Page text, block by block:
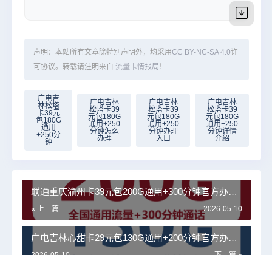
声明：本站所有文章除特别声明外，均采用CC BY-NC-SA 4.0许
可协议。转载请注明来自 流量卡情报局 ！
广电吉
林松塔
卡39元
包180G
通用
+250分
钟
广电吉林
松塔卡39
元包180G
通用+250
分钟怎么
办理
广电吉林
松塔卡39
元包180G
通用+250
分钟办理
入口
广电吉林
松塔卡39
元包180G
通用+250
分钟详情
介绍
联通重庆渝州卡39元包200G通用+300分钟官方办理
入口
« 上一篇 2026-05-10
广电吉林心甜卡29元包130G通用+200分钟官方办理
入口